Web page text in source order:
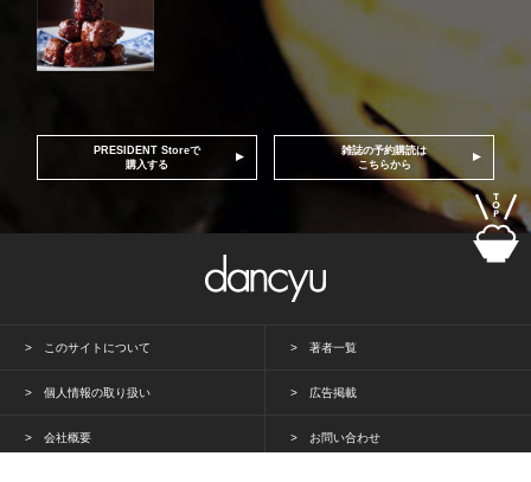
PRESIDENT Storeで
購入する
雑誌の予約購読は
こちらから
このサイトについて 著者一覧
個人情報の取り扱い 広告掲載
会社概要 お問い合わせ